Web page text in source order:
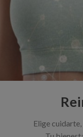
Elige